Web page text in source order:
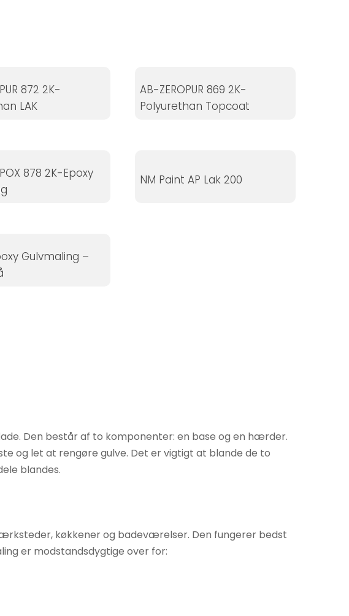
872 2K-
LAK
AB-ZEROPUR 869 2K-
Polyurethan Topcoat
878 2K-Epoxy
NM Paint AP Lak 200
Gulvmaling –
Den består af to komponenter: en base og en hærder.
og let at rengøre gulve. Det er vigtigt at blande de to
blandes.
køkkener og badeværelser. Den fungerer bedst
er modstandsdygtige over for: